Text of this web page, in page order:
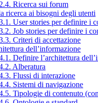
Ricerca sui forum
ricerca ai bisogni degli utenti
User stories per definire i
Job stories per definire i
Criteri di accettazione
dell’informazione
Definire l’architettura
Alberatura
Flussi di interazione
Sistemi di navigazione
Tipologie di contenuto